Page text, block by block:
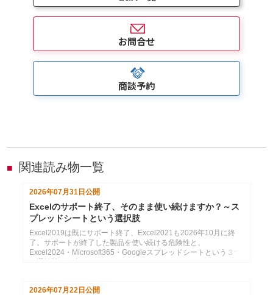
お問合せ
商談予約
■ 関連読み物一覧
2026年07月31日 公開
Excelのサポート終了、そのまま使い続けますか？～ス
プレッドシートという選択肢
Excel2019は既にサポート終了、Excel2021も2026年10月に終
了。サポートが終了した製品を使い続ける危険性と、
Excel2024・Microsoft365・Googleスプレッドシートという３つ
2026年07月22日公開